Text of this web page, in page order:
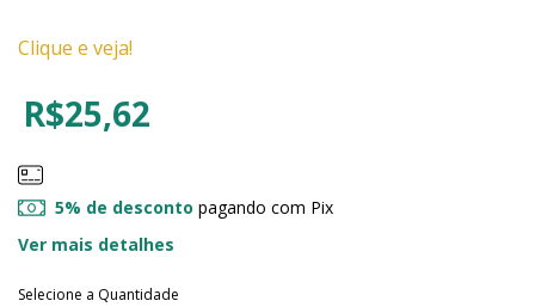
Clique e veja!
R$25,62
5% de desconto pagando com Pix
Ver mais detalhes
Selecione a Quantidade